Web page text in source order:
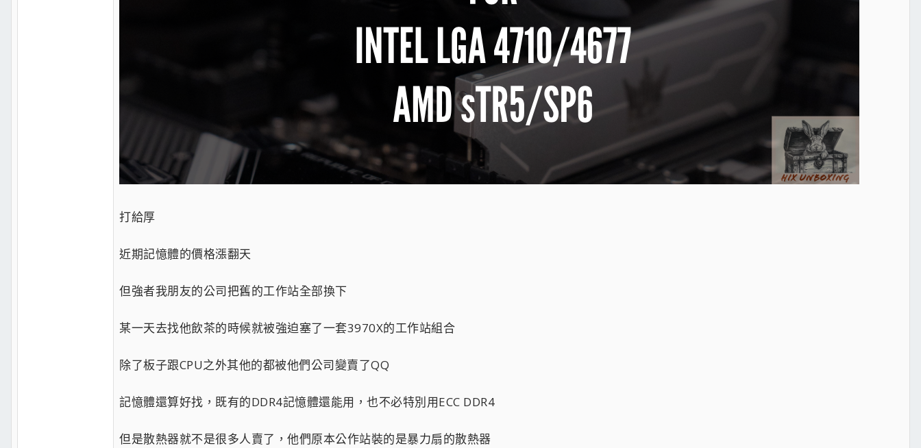
打給厚
近期記憶體的價格漲翻天
但強者我朋友的公司把舊的工作站全部換下
某一天去找他飲茶的時候就被強迫塞了一套3970X的工作站組合
除了板子跟CPU之外其他的都被他們公司變賣了QQ
記憶體還算好找，既有的DDR4記憶體還能用，也不必特別用ECC DDR4
但是散熱器就不是很多人賣了，他們原本公作站裝的是暴力扇的散熱器